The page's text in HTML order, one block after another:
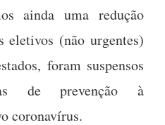
ainda uma redução
eletivos (não urgentes)
foram suspensos
de prevenção à
coronavírus.